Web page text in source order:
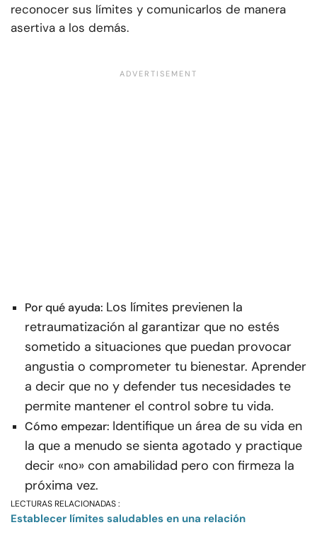
reconocer sus límites y comunicarlos de manera
asertiva a los demás.
Por qué ayuda: Los límites previenen la
retraumatización al garantizar que no estés
sometido a situaciones que puedan provocar
angustia o comprometer tu bienestar. Aprender
a decir que no y defender tus necesidades te
permite mantener el control sobre tu vida.
Cómo empezar: Identifique un área de su vida en
la que a menudo se sienta agotado y practique
decir «no» con amabilidad pero con firmeza la
próxima vez.
LECTURAS RELACIONADAS :
Establecer límites saludables en una relación